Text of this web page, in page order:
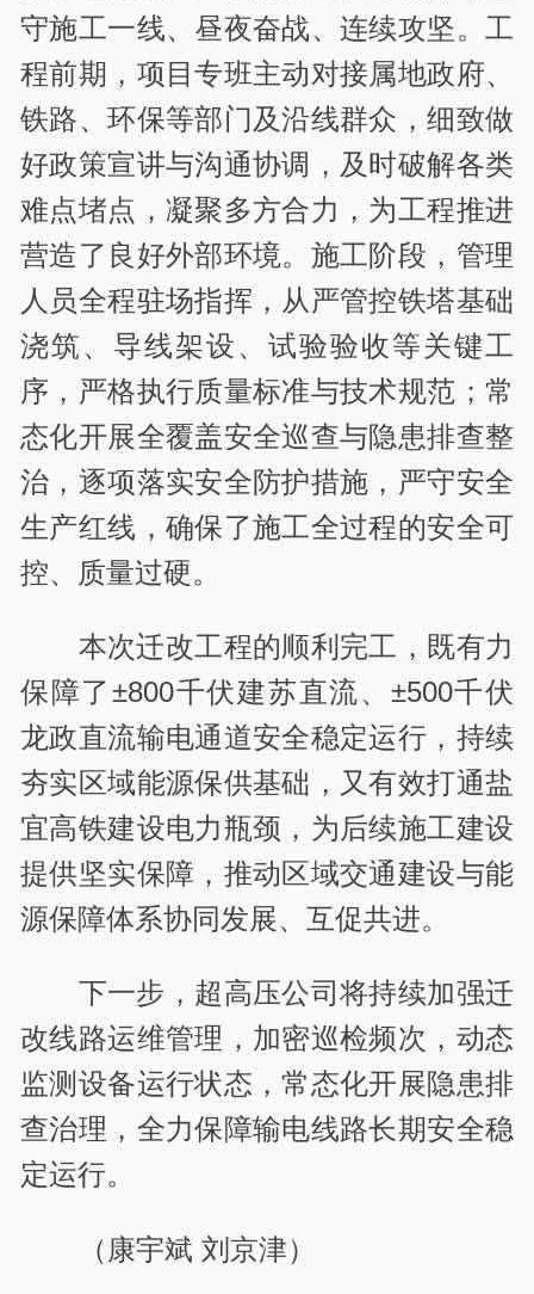
守施工一线、昼夜奋战、连续攻坚。工
程前期，项目专班主动对接属地政府、
铁路、环保等部门及沿线群众，细致做
好政策宣讲与沟通协调，及时破解各类
难点堵点，凝聚多方合力，为工程推进
营造了良好外部环境。施工阶段，管理
人员全程驻场指挥，从严管控铁塔基础
浇筑、导线架设、试验验收等关键工
序，严格执行质量标准与技术规范；常
态化开展全覆盖安全巡查与隐患排查整
治，逐项落实安全防护措施，严守安全
生产红线，确保了施工全过程的安全可
控、质量过硬。
本次迁改工程的顺利完工，既有力
保障了±800千伏建苏直流、±500千伏
龙政直流输电通道安全稳定运行，持续
夯实区域能源保供基础，又有效打通盐
宜高铁建设电力瓶颈，为后续施工建设
提供坚实保障，推动区域交通建设与能
源保障体系协同发展、互促共进。
下一步，超高压公司将持续加强迁
改线路运维管理，加密巡检频次，动态
监测设备运行状态，常态化开展隐患排
查治理，全力保障输电线路长期安全稳
定运行。
（康宇斌 刘京津）